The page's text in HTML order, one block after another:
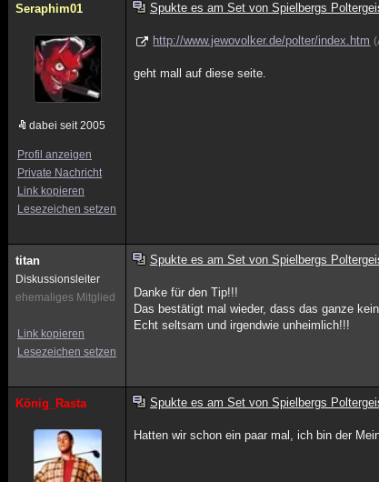
Seraphim01
dabei seit 2005
Profil anzeigen
Private Nachricht
Link kopieren
Lesezeichen setzen
Spukte es am Set von Spielbergs
http://www.jewovolker.de/polter/index.htm
geht mall auf diese seite.
titan
Diskussionsleiter
ehemaliges Mitglied
Link kopieren
Lesezeichen setzen
Spukte es am Set von Spielbergs
Danke für den Tip!!!
Das bestätigt mal wieder, dass das ganze
Echt seltsam und irgendwie unheimlich!!!
König_Rasta Spukte es am Set von Spielbergs
Hatten wir schon ein paar mal, ich bin der